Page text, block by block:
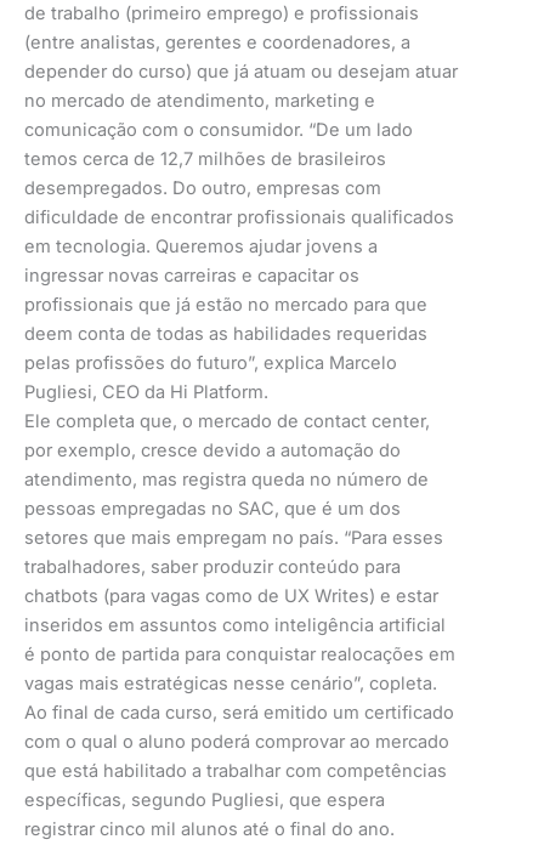
de trabalho (primeiro emprego) e profissionais
(entre analistas, gerentes e coordenadores, a
depender do curso) que já atuam ou desejam atuar
no mercado de atendimento, marketing e
comunicação com o consumidor. “De um lado
temos cerca de 12,7 milhões de brasileiros
desempregados. Do outro, empresas com
dificuldade de encontrar profissionais qualificados
em tecnologia. Queremos ajudar jovens a
ingressar novas carreiras e capacitar os
profissionais que já estão no mercado para que
deem conta de todas as habilidades requeridas
pelas profissões do futuro”, explica Marcelo
Pugliesi, CEO da Hi Platform.
Ele completa que, o mercado de contact center,
por exemplo, cresce devido a automação do
atendimento, mas registra queda no número de
pessoas empregadas no SAC, que é um dos
setores que mais empregam no país. “Para esses
trabalhadores, saber produzir conteúdo para
chatbots (para vagas como de UX Writes) e estar
inseridos em assuntos como inteligência artificial
é ponto de partida para conquistar realocações em
vagas mais estratégicas nesse cenário”, copleta.
Ao final de cada curso, será emitido um certificado
com o qual o aluno poderá comprovar ao mercado
que está habilitado a trabalhar com competências
específicas, segundo Pugliesi, que espera
registrar cinco mil alunos até o final do ano.